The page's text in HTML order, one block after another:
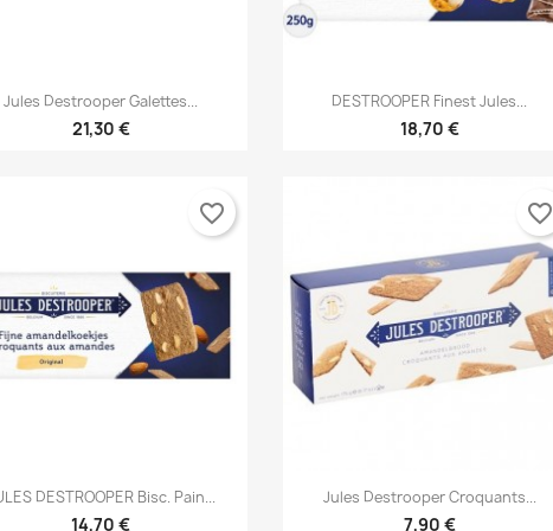
Γρήγορη προβολή
Jules Destrooper Galettes...
21,30 €
Γρήγορη προβολή
DESTROOPER Finest Jules...
18,70 €
Γρήγορη προβολή
DESTROOPER Bisc. Pain...
14,70 €
favorite_border
Γρήγορη προβολή
Jules Destrooper Croquants...
7,90 €
favorite_border